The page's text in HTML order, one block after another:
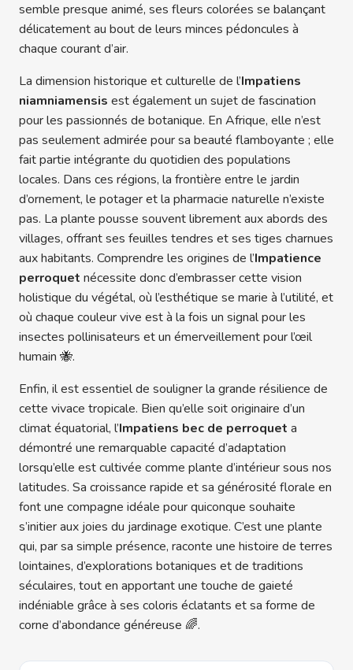
semble presque animé, ses fleurs colorées se balançant
délicatement au bout de leurs minces pédoncules à
chaque courant d’air.
La dimension historique et culturelle de l’Impatiens
niamniamensis est également un sujet de fascination
pour les passionnés de botanique. En Afrique, elle n’est
pas seulement admirée pour sa beauté flamboyante ; elle
fait partie intégrante du quotidien des populations
locales. Dans ces régions, la frontière entre le jardin
d’ornement, le potager et la pharmacie naturelle n’existe
pas. La plante pousse souvent librement aux abords des
villages, offrant ses feuilles tendres et ses tiges charnues
aux habitants. Comprendre les origines de l’Impatience
perroquet nécessite donc d’embrasser cette vision
holistique du végétal, où l’esthétique se marie à l’utilité, et
où chaque couleur vive est à la fois un signal pour les
insectes pollinisateurs et un émerveillement pour l’œil
humain 🐝.
Enfin, il est essentiel de souligner la grande résilience de
cette vivace tropicale. Bien qu’elle soit originaire d’un
climat équatorial, l’Impatiens bec de perroquet a
démontré une remarquable capacité d’adaptation
lorsqu’elle est cultivée comme plante d’intérieur sous nos
latitudes. Sa croissance rapide et sa générosité florale en
font une compagne idéale pour quiconque souhaite
s’initier aux joies du jardinage exotique. C’est une plante
qui, par sa simple présence, raconte une histoire de terres
lointaines, d’explorations botaniques et de traditions
séculaires, tout en apportant une touche de gaieté
indéniable grâce à ses coloris éclatants et sa forme de
corne d’abondance généreuse 🌈.